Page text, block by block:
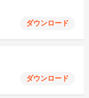
ダウンロード
ダウンロード